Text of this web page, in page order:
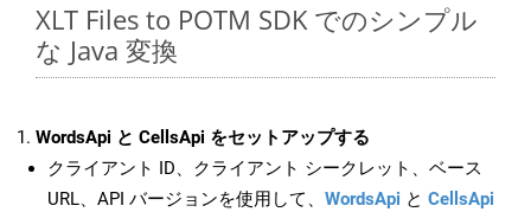
XLT Files to POTM SDK でのシンプル
な Java 変換
WordsApi と CellsApi をセットアップする
クライアント ID、クライアント シークレット、ベース
URL、API バージョンを使用して、 WordsApi と CellsApi